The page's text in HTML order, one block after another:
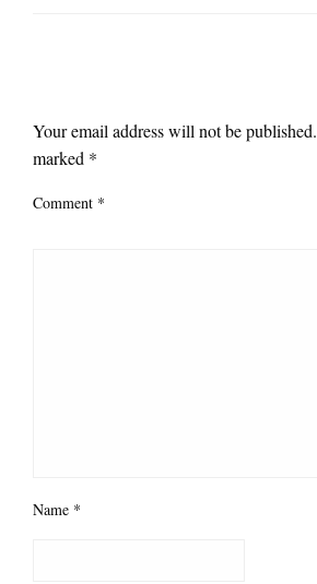
Your email address will not be published.
marked *
Comment *
Name *